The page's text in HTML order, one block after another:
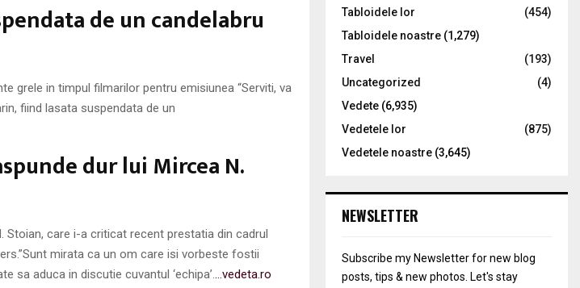
de un candelabru
grele in timpul filmarilor pentru emisiunea “Serviti, va
fiind lasata suspendata de un
dur lui Mircea N.
Stoian, care i-a criticat recent prestatia din cadrul
mirata ca un om care isi vorbeste fostii
sa aduca in discutie cuvantul ‘echipa’.
…vedeta.ro
Tabloidele lor
(454)
Tabloidele noastre (1,279)
Travel
(193)
Uncategorized
(4)
Vedete (6,935)
Vedetele lor
(875)
Vedetele noastre (3,645)
NEWSLETTER
Subscribe my Newsletter for new blog
posts, tips & new photos. Let's stay